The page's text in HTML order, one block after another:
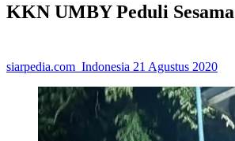
KKN UMBY Peduli
siarpedia.com_Indonesia 21 Agustus 2020